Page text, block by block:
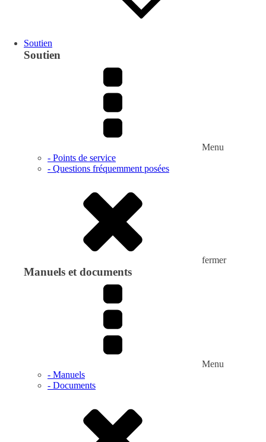
Soutien
Soutien
Menu
- Points de service
- Questions fréquemment posées
fermer
Manuels et documents
Menu
- Manuels
- Documents